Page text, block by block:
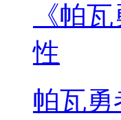
《帕
性
帕瓦